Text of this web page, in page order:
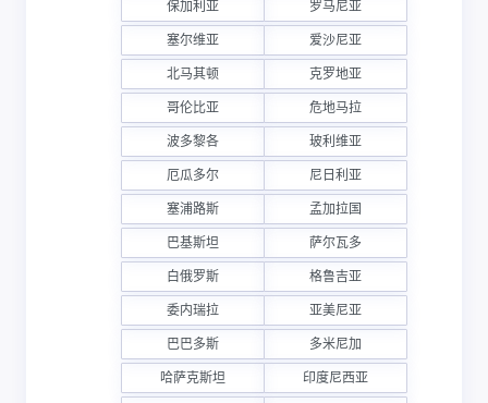
保加利亚 罗马尼亚
塞尔维亚 爱沙尼亚
北马其顿 克罗地亚
哥伦比亚 危地马拉
波多黎各 玻利维亚
厄瓜多尔 尼日利亚
塞浦路斯 孟加拉国
巴基斯坦 萨尔瓦多
白俄罗斯 格鲁吉亚
委内瑞拉 亚美尼亚
巴巴多斯 多米尼加
哈萨克斯坦 印度尼西亚